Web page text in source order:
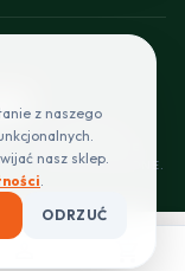
ZWROTY I
REKLAMACJE
ZASTRZEŻONE.
z naszego
nasz sklep.
.
ODRZUĆ